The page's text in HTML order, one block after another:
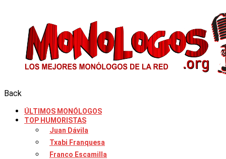
Back
ÚLTIMOS MONÓLOGOS
TOP HUMORISTAS
Juan Dávila
Txabi Franquesa
Franco Escamilla